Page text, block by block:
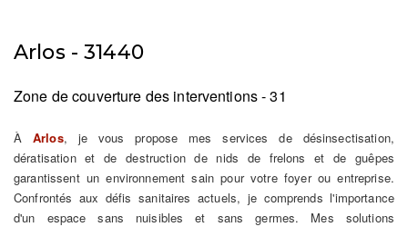
Arlos - 31440
Zone de couverture des interventions - 31
ÀArlos, je vous propose mes services de désinsectisation,
dératisation et de destruction de nids de frelons et de guêpes
garantissent un environnement sain pour votre foyer ou entreprise.
Confrontés aux défis sanitaires actuels, je comprends l'importance
d'un espace sans nuisibles et sans germes. Mes solutions